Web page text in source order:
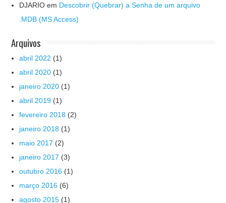
DJARIO em Descobrir (Quebrar) a Senha de um arquivo
.MDB (MS Access)
Arquivos
abril 2022 (1)
abril 2020 (1)
janeiro 2020 (1)
abril 2019 (1)
fevereiro 2018 (2)
janeiro 2018 (1)
maio 2017 (2)
janeiro 2017 (3)
outubro 2016 (1)
março 2016 (6)
agosto 2015 (1)